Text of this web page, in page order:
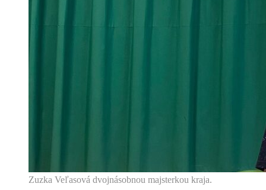
Zuzka Veľasová dvojnásobnou majsterkou kraja.